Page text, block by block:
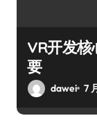
VR开发核
要
dawei 7